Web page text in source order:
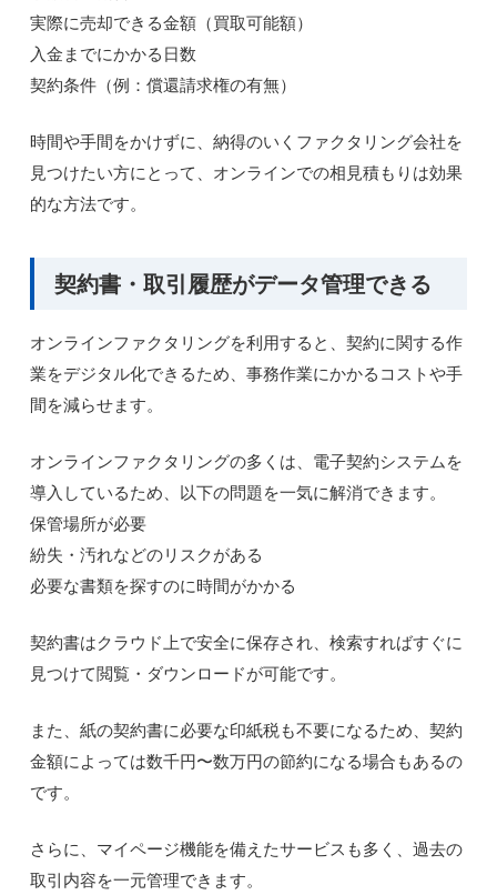
実際に売却できる金額（買取可能額）
入金までにかかる日数
契約条件（例：償還請求権の有無）
時間や手間をかけずに、納得のいくファクタリング会社を
見つけたい方にとって、オンラインでの相見積もりは効果
的な方法です。
契約書・取引履歴がデータ管理できる
オンラインファクタリングを利用すると、契約に関する作
業をデジタル化できるため、事務作業にかかるコストや手
間を減らせます。
オンラインファクタリングの多くは、電子契約システムを
導入しているため、以下の問題を一気に解消できます。
保管場所が必要
紛失・汚れなどのリスクがある
必要な書類を探すのに時間がかかる
契約書はクラウド上で安全に保存され、検索すればすぐに
見つけて閲覧・ダウンロードが可能です。
また、紙の契約書に必要な印紙税も不要になるため、契約
金額によっては数千円〜数万円の節約になる場合もあるの
です。
さらに、マイページ機能を備えたサービスも多く、過去の
取引内容を一元管理できます。